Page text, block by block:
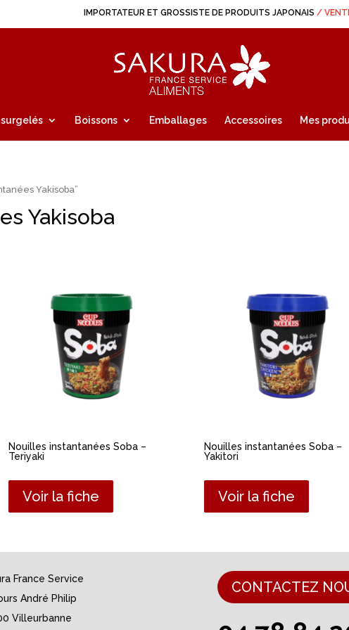
IMPORTATEUR ET GROSSISTE DE PRODUITS JAPONAIS /
Boissons Emballages Accessoires Mes
Yakisoba”
Yakisoba
Nouilles instantanées Soba –
Teriyaki
Voir la fiche
Nouilles instantanées Soba –
Yakitori
Voir la fiche
France Service
André Philip
Villeurbanne
CONTACTEZ